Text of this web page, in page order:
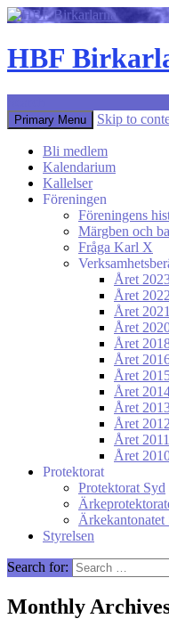
HBF
Primary Menu Skip to
Bli medlem
Kalendarium
Kallelser
Föreningen
Föreningens
Märgben och
Fråga Karl X
Året
Året
Året
Året
Året
Året
Året
Året
Året
Året
Året
Året
Protektorat
Protektorat Syd
Styrelsen
Search for:
Monthly